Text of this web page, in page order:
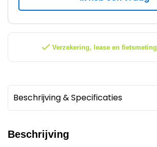
Verzekering, lease en fietsmeting
Beschrijving